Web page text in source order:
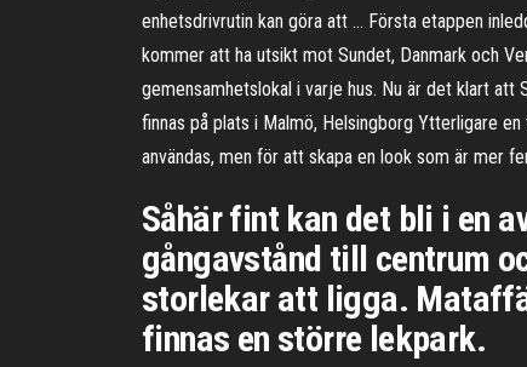
enhetsdrivrutin kan göra att … Första etappen
kommer att ha utsikt mot Sundet, Danmark och
gemensamhetslokal i varje hus. Nu är det klart
finnas på plats i Malmö, Helsingborg Ytterligare
användas, men för att skapa en look som är mer
Såhär fint kan det bli i en
gångavstånd till centrum
storlekar att ligga.
finnas en större lekpark.